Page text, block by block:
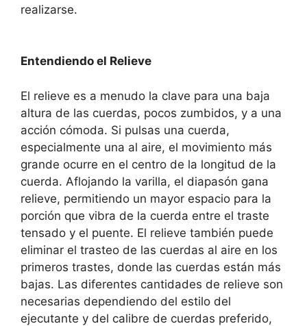
realizarse.
Entendiendo el Relieve
El relieve es a menudo la clave para una baja
altura de las cuerdas, pocos zumbidos, y a una
acción cómoda. Si pulsas una cuerda,
especialmente una al aire, el movimiento más
grande ocurre en el centro de la longitud de la
cuerda. Aflojando la varilla, el diapasón gana
relieve, permitiendo un mayor espacio para la
porción que vibra de la cuerda entre el traste
tensado y el puente. El relieve también puede
eliminar el trasteo de las cuerdas al aire en los
primeros trastes, donde las cuerdas están más
bajas. Las diferentes cantidades de relieve son
necesarias dependiendo del estilo del
ejecutante y del calibre de cuerdas preferido,